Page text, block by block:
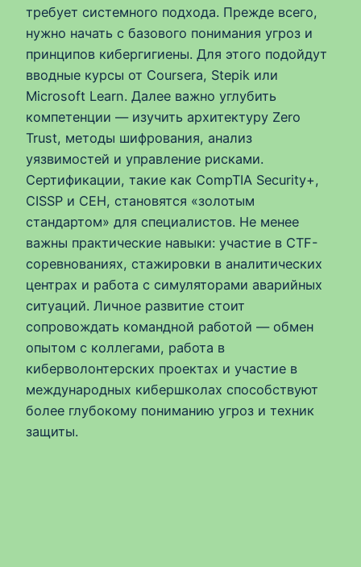
требует системного подхода. Прежде всего,
нужно начать с базового понимания угроз и
принципов кибергигиены. Для этого подойдут
вводные курсы от Coursera, Stepik или
Microsoft Learn. Далее важно углубить
компетенции — изучить архитектуру Zero
Trust, методы шифрования, анализ
уязвимостей и управление рисками.
Сертификации, такие как CompTIA Security+,
CISSP и CEH, становятся «золотым
стандартом» для специалистов. Не менее
важны практические навыки: участие в CTF-
соревнованиях, стажировки в аналитических
центрах и работа с симуляторами аварийных
ситуаций. Личное развитие стоит
сопровождать командной работой — обмен
опытом с коллегами, работа в
киберволонтерских проектах и участие в
международных кибершколах способствуют
более глубокому пониманию угроз и техник
защиты.